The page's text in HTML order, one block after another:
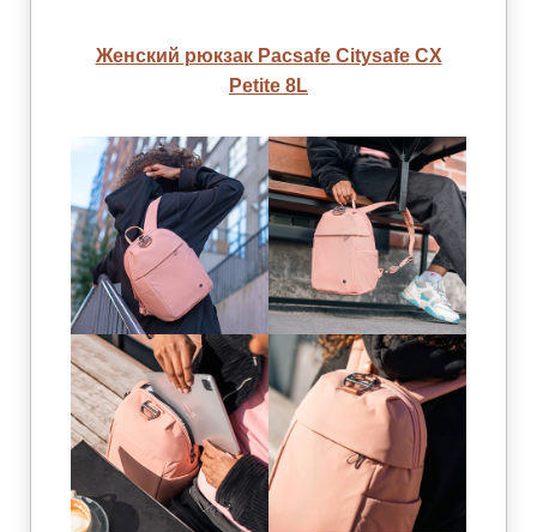
Женский рюкзак Pacsafe Citysafe CX
Petite 8L